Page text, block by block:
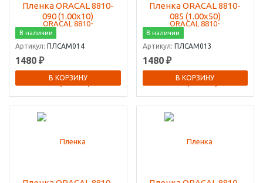
Пленка ORACAL 8810-
090 (1.00х10)
В наличии
Артикул: ПЛСАМ014
1480 ₽
В КОРЗИНУ
Пленка ORACAL 8810-
085 (1.00х50)
В наличии
Артикул: ПЛСАМ013
1480 ₽
В КОРЗИНУ